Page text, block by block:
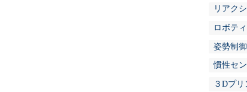
リアク
ロボテ
姿勢制御
慣性セ
３Dプリ